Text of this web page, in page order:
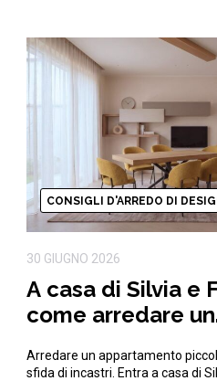
CONSIGLI D'ARREDO DI
30 GIUGNO 2026
A casa di Silvia e
come arredare un
zero
Arredare un appartamento
sfida di incastri. Entra a casa di